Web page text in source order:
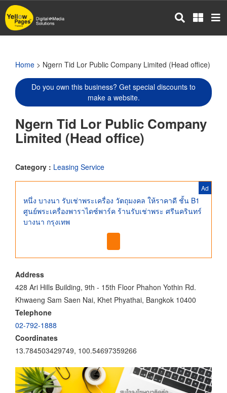
Skip
to
main
Home > Ngern Tid Lor Public Company Limited (Head office)
Do you own this business? Get special discounts to
make a website.
Ngern Tid Lor Public Company
Limited (Head office)
Category : Leasing Service
Ad
หนึ่ง บางนา รับเช่าพระเครื่อง วัตถุมงคล ให้ราคาดี ชั้น B1
ศูนย์พระเครื่องพาราไดซ์พาร์ค ร้านรับเช่าพระ ศรีนครินทร์
บางนา กรุงเทพ
Address
428 Ari Hills Building, 9th - 15th Floor Phahon Yothin Rd.
Khwaeng Sam Saen Nai, Khet Phyathai, Bangkok 10400
Telephone
02-792-1888
Coordinates
13.784503429749, 100.54697359266